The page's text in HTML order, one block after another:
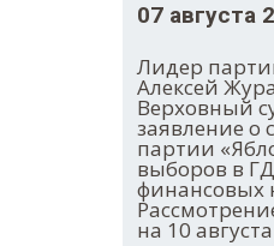
07 августа
Лидер
Алексей
Верховный
заявление о
партии
выборов в
финансовых
на 10 августа